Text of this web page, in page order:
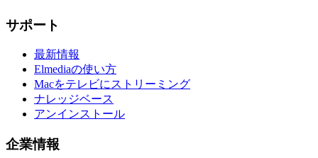
サポート
最新情報
Elmediaの使い方
Macをテレビにストリーミング
ナレッジベース
アンインストール
企業情報